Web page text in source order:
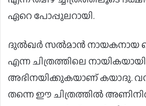
ഏറെ പോപ്പുലറായി.
ദുൽഖർ സൽമാൻ നായകനായ
എന്ന ചിത്രത്തിലെ നായികയായി
അഭിനയിക്കുകയാണ് കയാദു.
തന്നെ ഈ ചിത്രത്തിൽ